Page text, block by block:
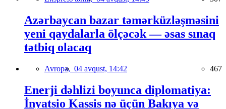
Azərbaycan bazar təmərküzləşməsini
yeni qaydalarla ölçəcək — əsas sınaq
tətbiq olacaq
Avropa, 04 avqust, 14:42 467
Enerji dəhlizi boyunca diplomatiya:
İnyatsio Kassis nə üçün Bakıya və